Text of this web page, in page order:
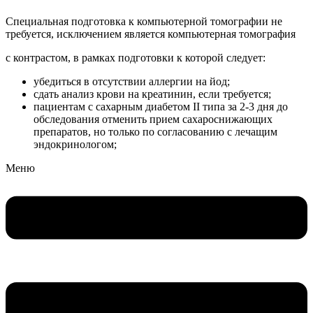
Специальная подготовка к компьютерной томографии не
требуется, исключением является компьютерная томография
с контрастом, в рамках подготовки к которой следует:
убедиться в отсутствии аллергии на йод;
сдать анализ крови на креатинин, если требуется;
пациентам с сахарным диабетом II типа за 2-3 дня до
обследования отменить прием сахароснижающих
препаратов, но только по согласованию с лечащим
эндокринологом;
Меню